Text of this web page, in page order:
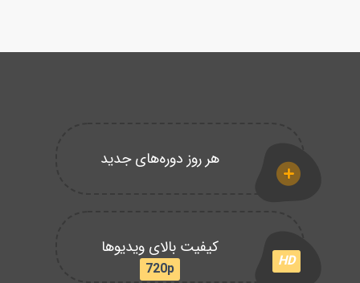
هر روز دوره‌های جدید
HD
کیفیت بالای ویدیوها
720p